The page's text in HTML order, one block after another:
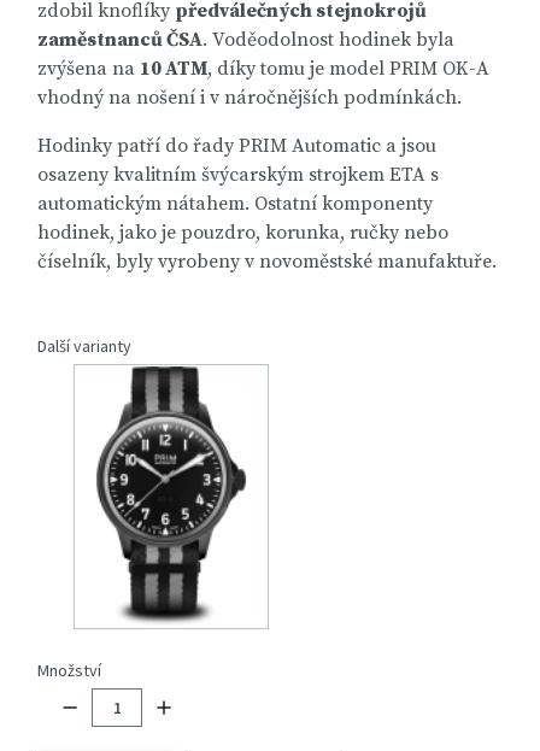
zdobil knoflíky předválečných stejnokrojů
zaměstnanců ČSA. Voděodolnost hodinek byla
zvýšena na 10 ATM, díky tomu je model PRIM OK-A
vhodný na nošení i v náročnějších podmínkách.
Hodinky patří do řady PRIM Automatic a jsou
osazeny kvalitním švýcarským strojkem ETA s
automatickým nátahem. Ostatní komponenty
hodinek, jako je pouzdro, korunka, ručky nebo
číselník, byly vyrobeny v novoměstské manufaktuře.
Další varianty
Množství